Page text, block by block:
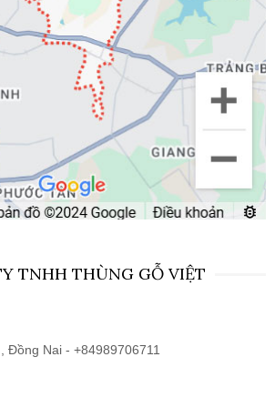
TNHH THÙNG GỖ VIỆT
Đồng Nai - +84989706711